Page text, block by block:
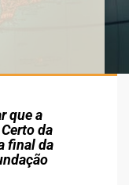
que a
da
final da